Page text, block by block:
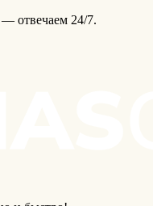
отвечаем 24/7.